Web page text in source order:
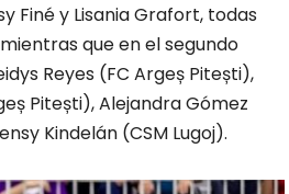
Finé y Lisania Grafort, todas
que en el segundo
Reyes (FC Argeș Pitești),
Pitești), Alejandra Gómez
Kindelán (CSM Lugoj).